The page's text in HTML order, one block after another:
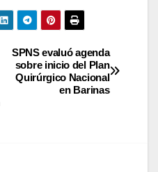
SPNS evaluó agenda
sobre inicio del Plan
Quirúrgico Nacional
en Barinas